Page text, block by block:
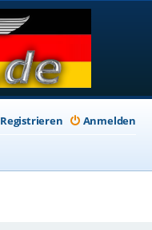
Anmelden
Registrieren